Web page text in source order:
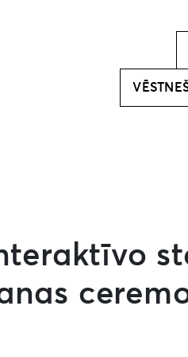
vēstnesi!
Mūsu
vēstneši